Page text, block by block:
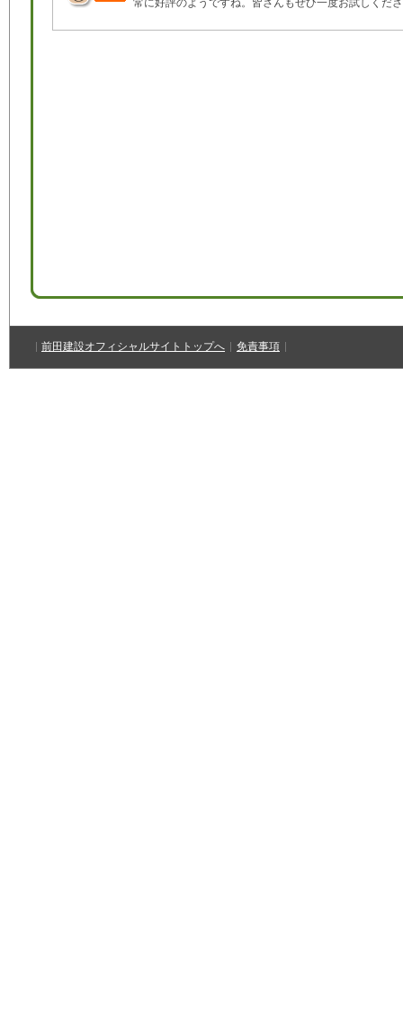
常に好評のようですね。皆さんもぜひ一度お試しくだ
前田建設オフィシャルサイトトップへ 免責事項